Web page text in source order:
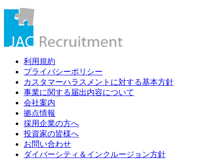
利用規約
プライバシーポリシー
カスタマーハラスメントに対する基本方針
事業に関する届出内容について
会社案内
拠点情報
採用企業の方へ
投資家の皆様へ
お問い合わせ
ダイバーシティ＆インクルージョン方針